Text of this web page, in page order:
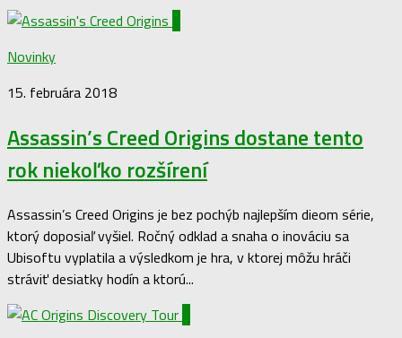
Novinky
15. februára 2018
Assassin’s Creed Origins dostane tento
rok niekoľko rozšírení
Assassin’s Creed Origins je bez pochýb najlepším dieom série,
ktorý doposiaľ vyšiel. Ročný odklad a snaha o inováciu sa
Ubisoftu vyplatila a výsledkom je hra, v ktorej môžu hráči
stráviť desiatky hodín a ktorú...